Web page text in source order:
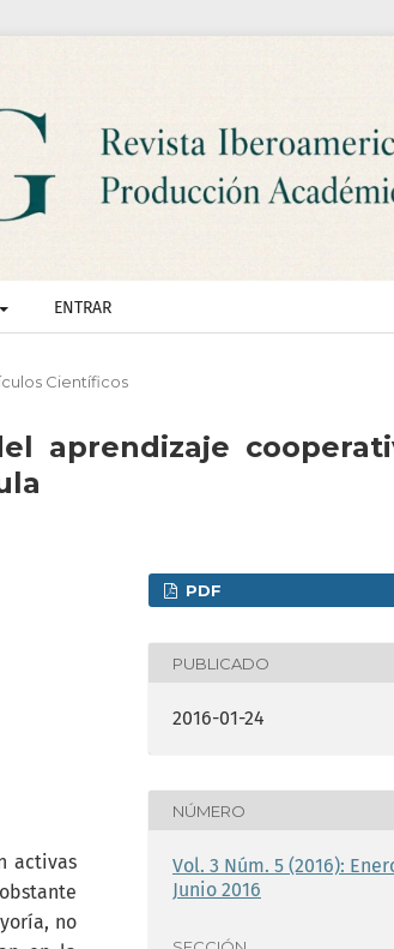
ENTRAR
Científicos
aprendizaje
activas
no
PDF
PUBLICADO
2016-01-24
NÚMERO
Vol. 3 Núm. 5 (2016):
Junio 2016